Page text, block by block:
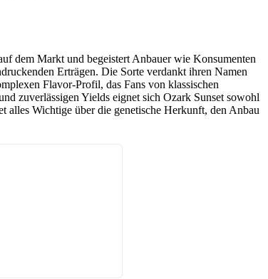
dem Markt und begeistert Anbauer wie Konsumenten
Erträgen. Die Sorte verdankt ihren Namen
Flavor-Profil, das Fans von klassischen
zuverlässigen Yields eignet sich Ozark Sunset sowohl
alles Wichtige über die genetische Herkunft, den Anbau